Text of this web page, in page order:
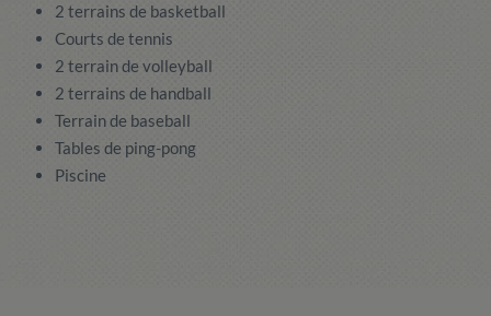
2 terrains de basketball
Courts de tennis
2 terrain de volleyball
2 terrains de handball
Terrain de baseball
Tables de ping-pong
Piscine